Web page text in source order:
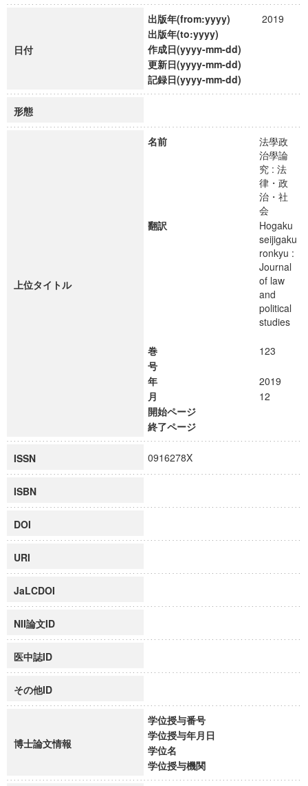
日付
出版年(from:yyyy)
2019
出版年(to:yyyy)
作成日(yyyy-mm-dd)
更新日(yyyy-mm-dd)
記録日(yyyy-mm-dd)
形態
上位タイトル
名前
法學政
治學論
究 : 法
律・政
治・社
会
翻訳
Hogaku
seijigaku
ronkyu :
Journal
of law
and
political
studies
巻
123
号
年
2019
月
12
開始ページ
終了ページ
ISSN 0916278X
ISBN
DOI
URI
JaLCDOI
NII論文ID
医中誌ID
その他ID
博士論文情報
学位授与番号
学位授与年月日
学位名
学位授与機関